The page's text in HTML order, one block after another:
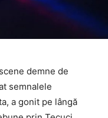
demne de
semnalele
a gonit pe lângă